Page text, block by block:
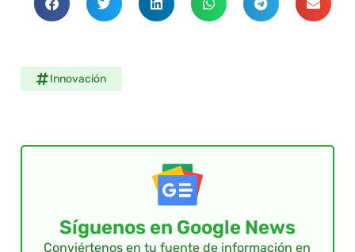
Innovación
Síguenos en Google News
Conviértenos en tu fuente de información en